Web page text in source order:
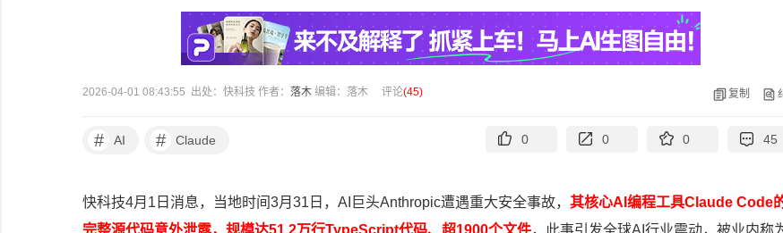
2026-04-01 08:43:55 出处：快科技 作者： 落木 编辑：落木 评论(45) 复制
# AI # Claude 0 0 0 45
快科技4月1日消息，当地时间3月31日，AI巨头Anthropic遭遇重大安全事故， 其核心AI编程工具Claude Code
完整源代码意外泄露，规模达51.2万行TypeScript代码、超1900个文件，此事引发全球AI行业震动，被业内称